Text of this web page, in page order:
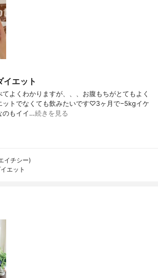
イエット
よくわかりますが、、、お腹もちがとてもよく
ットでなくても飲みたいです♡3ヶ月で−5kgイケ
のもイイ…続きを見る
イチシー)
エット